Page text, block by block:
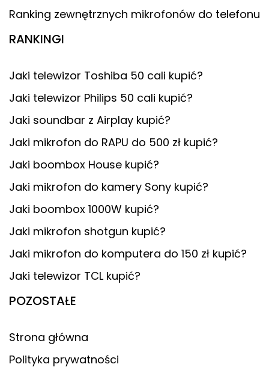
Ranking zewnętrznych mikrofonów do telefonu
RANKINGI
Jaki telewizor Toshiba 50 cali kupić?
Jaki telewizor Philips 50 cali kupić?
Jaki soundbar z Airplay kupić?
Jaki mikrofon do RAPU do 500 zł kupić?
Jaki boombox House kupić?
Jaki mikrofon do kamery Sony kupić?
Jaki boombox 1000W kupić?
Jaki mikrofon shotgun kupić?
Jaki mikrofon do komputera do 150 zł kupić?
Jaki telewizor TCL kupić?
POZOSTAŁE
Strona główna
Polityka prywatności